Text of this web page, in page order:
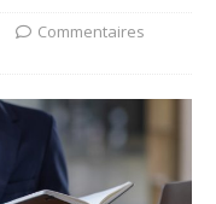
Commentaires